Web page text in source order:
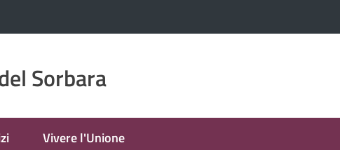
Sorbara
Vivere l'Unione